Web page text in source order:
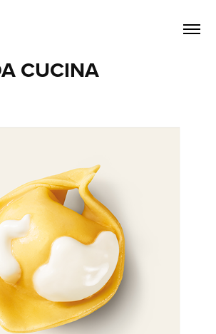
CUCINA